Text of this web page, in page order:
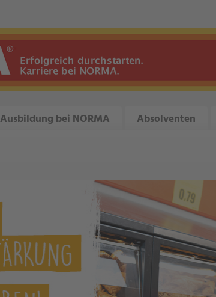
Ausbildung bei NORMA Absolventen